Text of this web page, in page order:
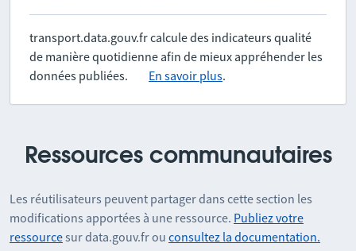
transport.data.gouv.fr calcule des indicateurs qualité
de manière quotidienne afin de mieux appréhender les
données publiées.
En savoir plus.
Ressources communautaires
Les réutilisateurs peuvent partager dans cette section les
modifications apportées à une ressource. Publiez votre
ressourcesur data.gouv.fr ou consultez la documentation.